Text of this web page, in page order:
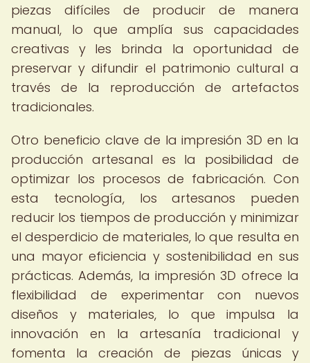
piezas difíciles de producir de manera
manual, lo que amplía sus capacidades
creativas y les brinda la oportunidad de
preservar y difundir el patrimonio cultural a
través de la reproducción de artefactos
tradicionales.
Otro beneficio clave de la impresión 3D en la
producción artesanal es la posibilidad de
optimizar los procesos de fabricación. Con
esta tecnología, los artesanos pueden
reducir los tiempos de producción y minimizar
el desperdicio de materiales, lo que resulta en
una mayor eficiencia y sostenibilidad en sus
prácticas. Además, la impresión 3D ofrece la
flexibilidad de experimentar con nuevos
diseños y materiales, lo que impulsa la
innovación en la artesanía tradicional y
fomenta la creación de piezas únicas y